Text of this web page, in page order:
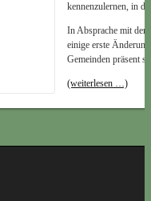
kennenzulernen, in
In Absprache mit
einige erste
Gemeinden präsent
(weiterlesen …)